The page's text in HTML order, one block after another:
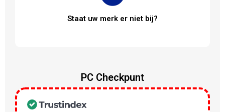
Staat uw merk er niet bij?
PC Checkpunt